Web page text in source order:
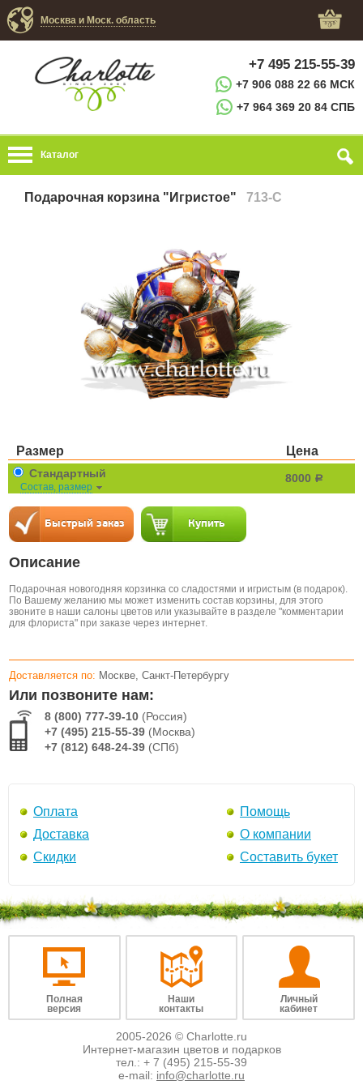
Москва и Моск. область
+7 495 215-55-39
+7 906 088 22 66 МСК
+7 964 369 20 84 СПБ
Каталог
Подарочная корзина "Игристое" 713-C
Размер Цена
Стандартный
Состав, размер
8000 a
Описание
Подарочная новогодняя корзинка со сладостями и игристым (в подарок).
По Вашему желанию мы может изменить состав корзины, для этого
звоните в наши салоны цветов или указывайте в разделе "комментарии
для флориста" при заказе через интернет.
Доставляется по: Москве, Санкт-Петербургу
Или позвоните нам:
8 (800) 777-39-10 (Россия)
+7 (495) 215-55-39 (Москва)
+7 (812) 648-24-39 (СПб)
Оплата
Доставка
Скидки
Помощь
О компании
Составить букет
Полная
версия
Наши
контакты
Личный
кабинет
2005-2026 © Charlotte.ru
Интернет-магазин цветов и подарков
тел.: + 7 (495) 215-55-39
e-mail: info@charlotte.ru